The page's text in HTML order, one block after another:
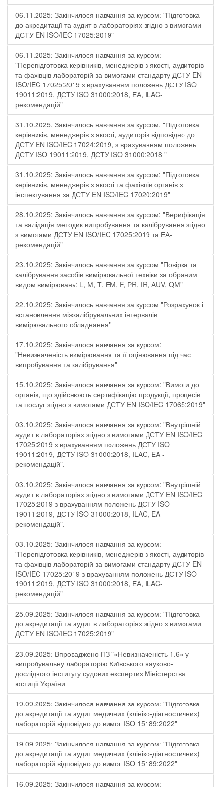
06.11.2025: Закінчилося навчання за курсом: "Підготовка
до акредитації та аудит в лабораторіях згідно з вимогами
ДСТУ EN ISO/IEC 17025:2019"
06.11.2025: Закінчилося навчання за курсом:
"Перепідготовка керівників, менеджерів з якості, аудиторів
та фахівців лабораторій за вимогами стандарту ДСТУ EN
ISO/IEC 17025:2019 з врахуванням положень ДСТУ ISO
19011:2019, ДСТУ ISO 31000:2018, ЕА, ILAC-
рекомендацій"
31.10.2025: Закінчилось навчання за курсом: "Підготовка
керівників, менеджерів з якості, аудиторів відповідно до
ДСТУ EN ISO/IEC 17024:2019, з врахуванням положень
ДСТУ ISO 19011:2019, ДСТУ ISO 31000:2018 "
31.10.2025: Закінчилось навчання за курсом: "Підготовка
керівників, менеджерів з якості та фахівців органів з
інспектування за ДСТУ EN ISO/IEC 17020:2019"
28.10.2025: Закінчилось навчання за курсом: "Верифікація
та валідація методик випробування та калібрування згідно
з вимогами ДСТУ EN ISO/IEC 17025:2019 та ЕА-
рекомендацій"
23.10.2025: Закінчилось навчання за курсом "Повірка та
калібрування засобів вимірювальної техніки за обраним
видом вимірювань: L, М, Т, ЕМ, F, РR, ІR, АUV, QМ"
22.10.2025: Закінчилось навчання за курсом "Розрахунок і
встановлення міжкалібрувальних інтервалів
вимірювального обладнання"
17.10.2025: Закінчилося навчання за курсом:
"Невизначеність вимірювання та її оцінювання під час
випробування та калібрування"
15.10.2025: Закінчилося навчання за курсом: "Вимоги до
органів, що здійснюють сертифікацію продукції, процесів
та послуг згідно з вимогами ДСТУ EN ISO/IEC 17065:2019"
03.10.2025: Закінчилося навчання за курсом: "Внутрішній
аудит в лабораторіях згідно з вимогами ДСТУ EN ISO/IEC
17025:2019 з врахуванням положень ДСТУ ISO
19011:2019, ДСТУ ISO 31000:2018, ILAC, EA -
рекомендацій".
03.10.2025: Закінчилося навчання за курсом: "Внутрішній
аудит в лабораторіях згідно з вимогами ДСТУ EN ISO/IEC
17025:2019 з врахуванням положень ДСТУ ISO
19011:2019, ДСТУ ISO 31000:2018, ILAC, EA -
рекомендацій".
03.10.2025: Закінчилося навчання за курсом:
"Перепідготовка керівників, менеджерів з якості, аудиторів
та фахівців лабораторій за вимогами стандарту ДСТУ EN
ISO/IEC 17025:2019 з врахуванням положень ДСТУ ISO
19011:2019, ДСТУ ISO 31000:2018, ЕА, ILAC-
рекомендацій"
25.09.2025: Закінчилося навчання за курсом: "Підготовка
до акредитації та аудит в лабораторіях згідно з вимогами
ДСТУ EN ISO/IEC 17025:2019"
23.09.2025: Впроваджено ПЗ "«Невизначеність 1.6» у
випробувальну лабораторію Київського науково-
дослідного інституту судових експертиз Міністерства
юстиції України
19.09.2025: Закінчилося навчання за курсом: "Підготовка
до акредитації та аудит медичних (клініко-діагностичних)
лабораторій відповідно до вимог ISO 15189:2022"
19.09.2025: Закінчилося навчання за курсом: "Підготовка
до акредитації та аудит медичних (клініко-діагностичних)
лабораторій відповідно до вимог ISO 15189:2022"
16.09.2025: Закінчилося навчання за курсом: